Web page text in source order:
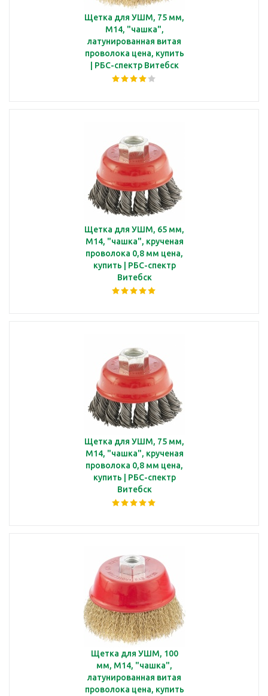
Щетка для УШМ, 75 мм,
М14, "чашка",
латунированная витая
проволока цена, купить
| РБС-спектр Витебск
Щетка для УШМ, 65 мм,
М14, "чашка", крученая
проволока 0,8 мм цена,
купить | РБС-спектр
Витебск
Щетка для УШМ, 75 мм,
М14, "чашка", крученая
проволока 0,8 мм цена,
купить | РБС-спектр
Витебск
Щетка для УШМ, 100
мм, М14, "чашка",
латунированная витая
проволока цена, купить